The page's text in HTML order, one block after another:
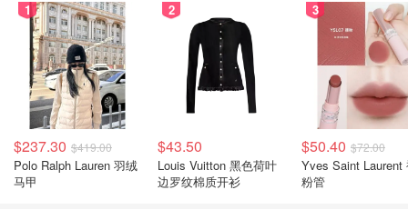
1
$237.30 $419.00
Polo Ralph Lauren 羽绒
马甲
2
$43.50
Louis Vuitton 黑色荷叶
边罗纹棉质开衫
3
$50.40 $72.00
Yves Saint Laurent
粉管